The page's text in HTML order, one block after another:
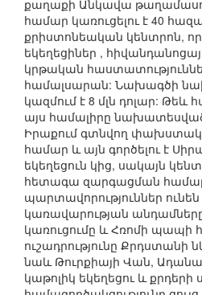
քաղաքի Անկավա
համար կառուցելու է 40
քրիստոնեական կենտրոն,
եկեղեցիներ ,
կրթական
համալսարան: Նախագծի
կազմում է 8 մլն դոլար: Թեև
այս համալիրը նախատեսված
Իրաքում գտնվող
համար և այն գործելու է
եկեղեցուն կից, սակայն
հետագա զարգացման
պարտավորություններ
կառավարության
կառուցումը և Հռոմի պապի
ուշադրությունը Քրդստանի
նաև Թուրքիայի Վան,
կաթոլիկ եկեղեցու և քրդերի